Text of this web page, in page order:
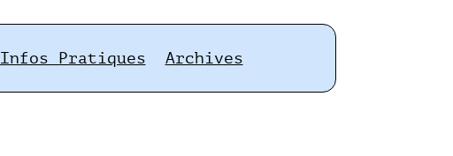
Infos Pratiques Archives